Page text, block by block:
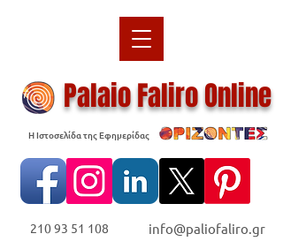
Palaio Faliro Online
Η Ιστοσελίδα της Εφημερίδας
210 93 51 108 info@paliofaliro.gr